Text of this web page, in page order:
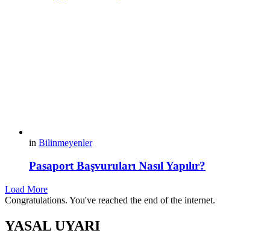
in Bilinmeyenler
Pasaport Başvuruları Nasıl Yapılır?
Load More
Congratulations. You've reached the end of the internet.
YASAL UYARI